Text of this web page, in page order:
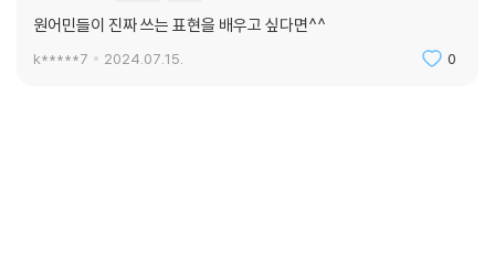
원어민들이 진짜 쓰는 표현을 배우고 싶다면^^
k*****7 2024.07.15. 0